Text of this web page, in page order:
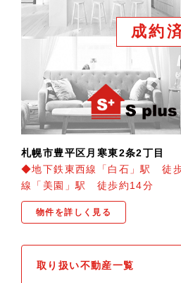
成約
札幌市豊平区月寒東2条2丁目
◆地下鉄東西線「白石」駅 徒
線「美園」駅 徒歩約14分
物件を詳しく見る
取り扱い不動産一覧